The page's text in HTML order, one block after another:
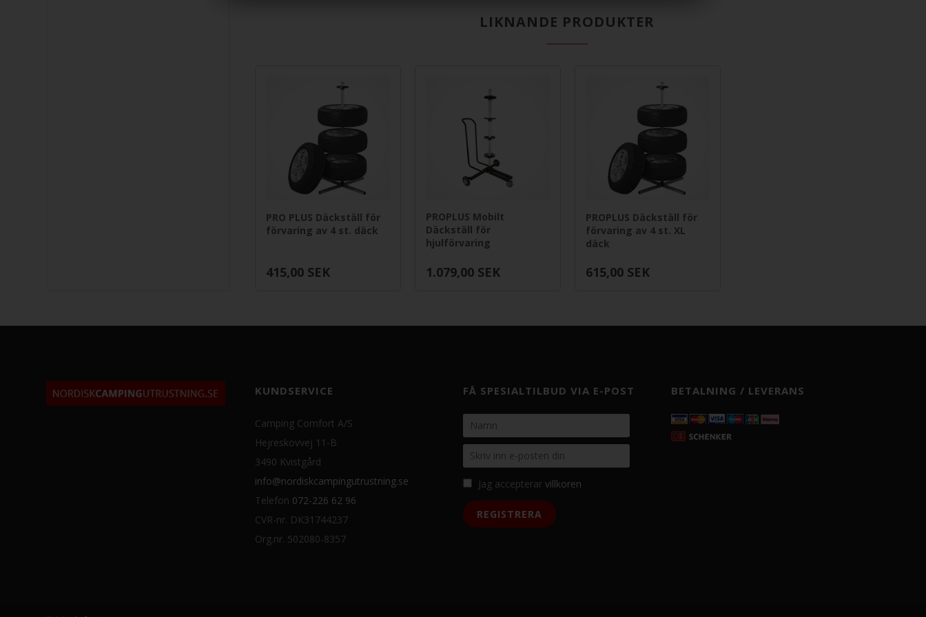
LIKNANDE PRODUKTER
PRO PLUS Däckställ för
förvaring av 4 st. däck
415,00 SEK
PROPLUS Mobilt
Däckställ för
hjulförvaring
1.079,00 SEK
PROPLUS Däckställ för
förvaring av 4 st. XL
däck
615,00 SEK
KUNDSERVICE
Camping Comfort A/S
Hejreskovvej 11-B
3490 Kvistgård
info@nordiskcampingutrustning.se
Telefon 072-226 62 96
CVR-nr. DK31744237
Org.nr. 502080-8357
FÅ SPESIALTILBUD VIA E-POST
Jag accepterar villkoren
BETALNING / LEVERANS